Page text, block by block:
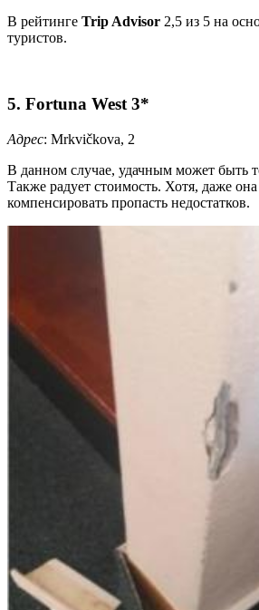
В рейтинге Trip Advisor 2,5 из 5 на
туристов.
5. Fortuna West 3*
Адрес: Mrkvičkova, 2
В данном случае, удачным может быть
Также радует стоимость. Хотя, даже
компенсировать пропасть недостатков.